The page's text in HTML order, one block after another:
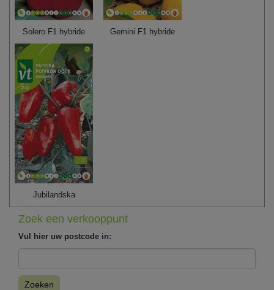
Solero F1 hybride Gemini F1 hybride
Jubilandska
Zoek een verkooppunt
Vul hier uw postcode in:
Zoeken